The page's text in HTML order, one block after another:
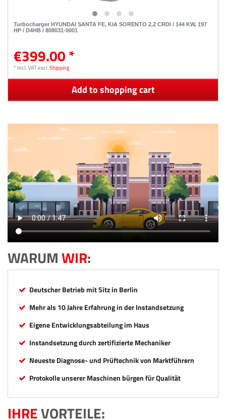
Turbocharger HYUNDAI SANTA FE, KIA SORENTO 2.2 CRDI / 144 KW, 197
HP / D4HB / 808031-0001
€399.00 *
* Incl. VATexcl.Shipping
Add to shopping cart
WARUMWIR:
Deutscher Betrieb mit Sitz in Berlin
Mehr als 10 Jahre Erfahrung in der Instandsetzung
Eigene Entwicklungsabteilung im Haus
Instandsetzung durch zertifizierte Mechaniker
Neueste Diagnose- und Prüftechnik von Marktführern
Protokolle unserer Maschinen bürgen für Qualität
IHREVORTEILE: